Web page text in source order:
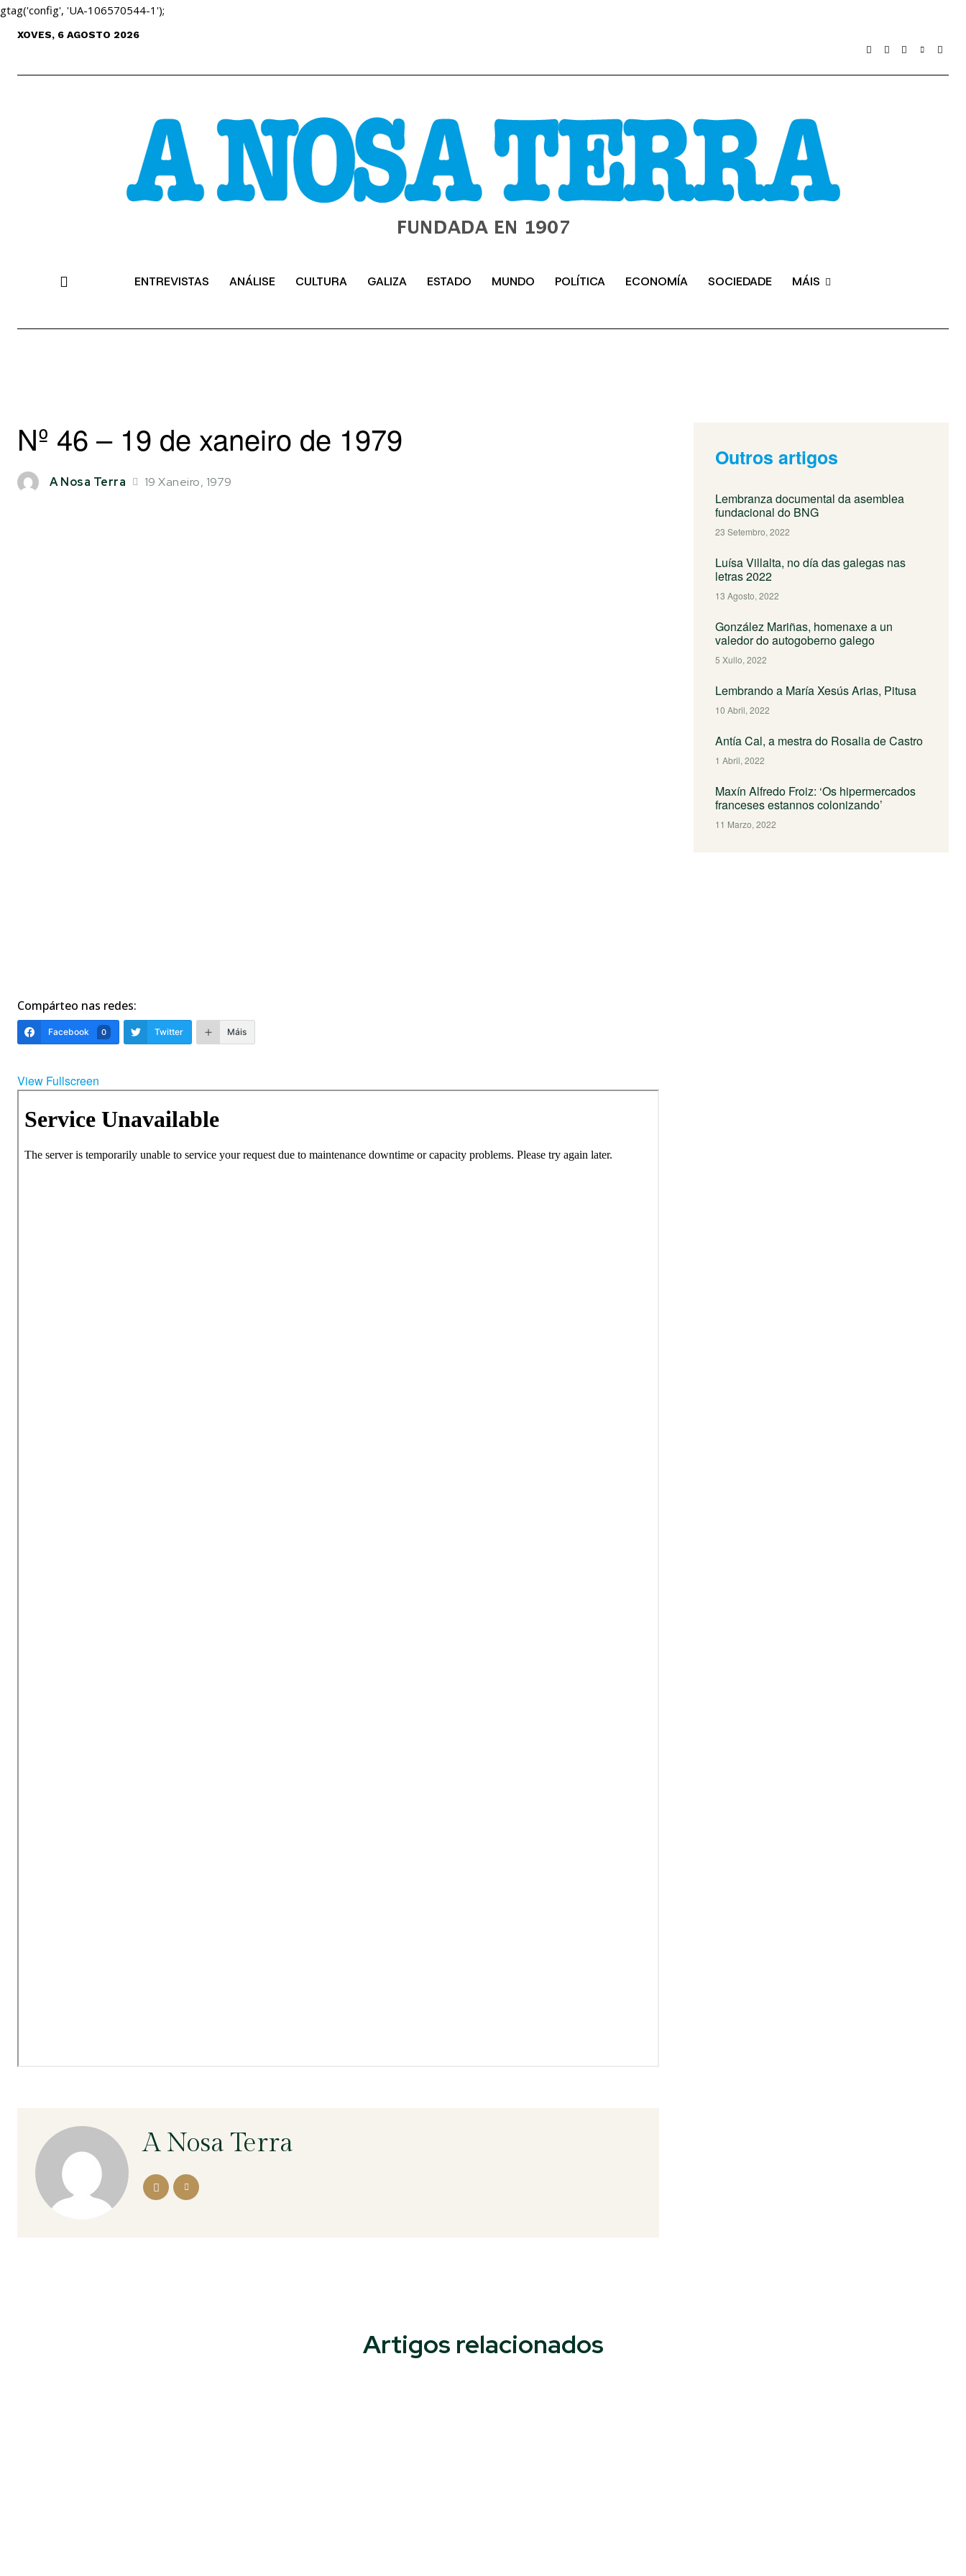
gtag('config', 'UA-106570544-1');
XOVES, 6 AGOSTO 2026
ENTREVISTAS ANÁLISE CULTURA GALIZA ESTADO MUNDO POLÍTICA ECONOMÍA SOCIEDADE MÁIS
Nº 46 – 19 de xaneiro de 1979
A Nosa Terra 19 Xaneiro, 1979
Compárteo nas redes:
Facebook 0 Twitter Máis
View Fullscreen
A Nosa Terra
Outros artigos
Lembranza documental da asemblea
fundacional do BNG
23 Setembro, 2022
Luísa Villalta, no día das galegas nas
letras 2022
13 Agosto, 2022
González Mariñas, homenaxe a un
valedor do autogoberno galego
5 Xullo, 2022
Lembrando a María Xesús Arias, Pitusa
10 Abril, 2022
Antía Cal, a mestra do Rosalia de Castro
1 Abril, 2022
Maxín Alfredo Froiz: ‘Os hipermercados
franceses estannos colonizando’
11 Marzo, 2022
Artigos relacionados